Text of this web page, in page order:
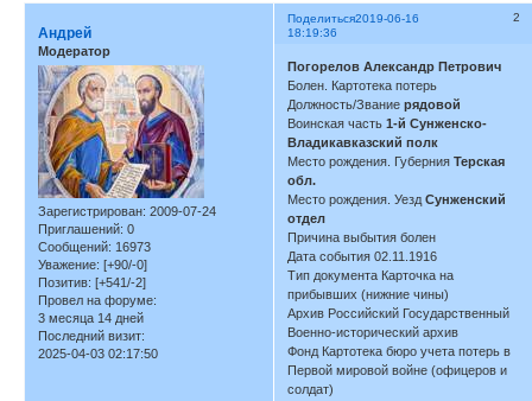
Поделиться 2
2019-06-16
18:19:36
Андрей
Модератор
Зарегистрирован: 2009-07-24
Приглашений: 0
Сообщений: 16973
Уважение: [+90/-0]
Позитив: [+541/-2]
Провел на форуме:
3 месяца 14 дней
Последний визит:
2025-04-03 02:17:50
Погорелов Александр Петрович
Болен. Картотека потерь
Должность/Званиерядовой
Воинская часть1-й Сунженско-
Владикавказский полк
Место рождения. Губерния Терская
обл.
Место рождения. УездСунженский
отдел
Причина выбытия болен
Дата события 02.11.1916
Тип документа Карточка на
прибывших (нижние чины)
Архив Российский Государственный
Военно-исторический архив
Фонд Картотека бюро учета потерь в
Первой мировой войне (офицеров и
солдат)